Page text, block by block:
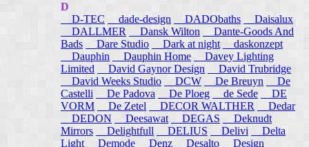
D
D-TEC
dade-design DADObaths
Daisalux
DALLMER
Dansk Wilton
Dante-Goods And
Bads
Dare Studio Dark at night
daskonzept
Dauphin
Dauphin Home
Davey Lighting
Limited
David Gaynor Design
David Trubridge
David Weeks Studio
DCW De Breuyn
De
Castelli
De Padova De Ploeg de Sede
DE
VORM
De Zetel DECOR WALTHER
Dedar
DEDON
Deesawat DEGAS
Deknudt
Mirrors
Delightfull DELIUS Delivi
Delta
Light
Demode Denz Desalto
Design